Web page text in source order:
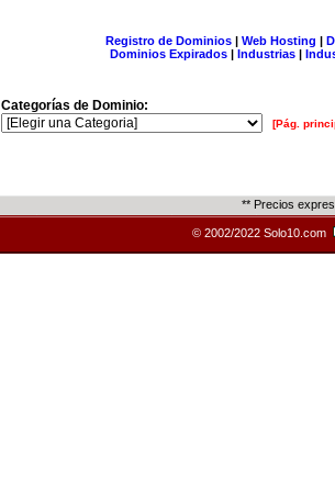
Registro de Dominios| Web Hosting |
Dominios Expirados | Industrias |
Categorías de Dominio:
[Pág.
** Precios
© 2002/2022 Solo10.com